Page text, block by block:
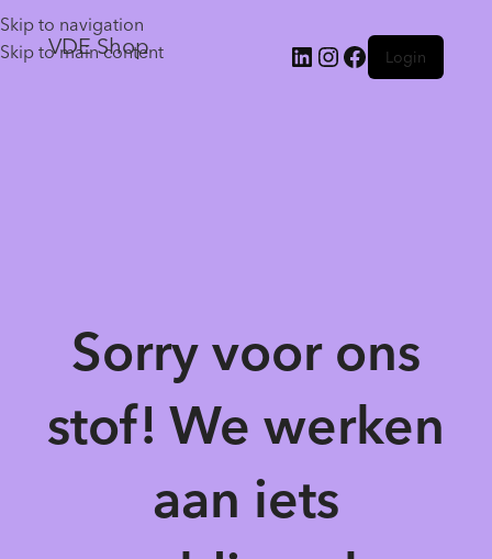
Skip to navigation
Skip to main content
VDE Shop Login
Sorry voor ons
stof! We werken
aan iets